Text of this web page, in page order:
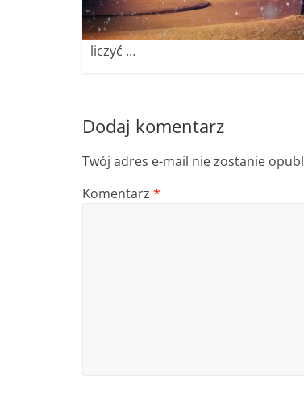
liczyć …
Dodaj komentarz
Twój adres e-mail nie zostanie
Komentarz *